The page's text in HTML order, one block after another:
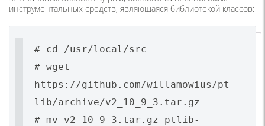
инструментальных средств, являющаяся библиотекой классов:
# cd /usr/local/src
# wget
https://github.com/willamowius/pt
lib/archive/v2_10_9_3.tar.gz
# mv v2_10_9_3.tar.gz ptlib-